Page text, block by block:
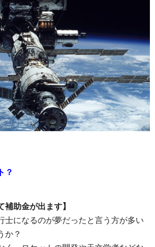
？
補助金が出ます】
士になるのが夢だったと言う方が多い
か？